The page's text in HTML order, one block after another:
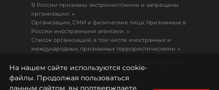
В России признаны экстремистскими и запрещены
организации: ↓
Организации, СМИ и физические лица, признанные в
России иностранными агентами: ↓
Список организаций, в том числе иностранных и
международных, признанных террористическими ↓
18+
Политика конфиденциальности
На нашем сайте используются cookie-
файлы. Продолжая пользоваться
данным сайтом, вы подтверждаете